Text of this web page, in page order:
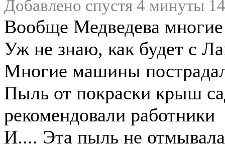
Добавлено спустя 4 минуты
Вообще Медведева
Уж не знаю, как будет с
Многие машины
Пыль от покраски крыш
рекомендовали работники
И.... Эта пыль не